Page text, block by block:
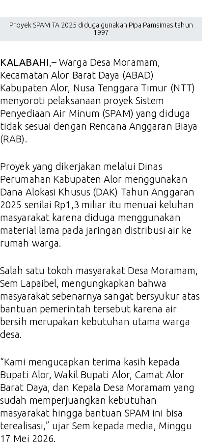
Proyek SPAM TA 2025 diduga gunakan Pipa Pamsimas tahun
1997
KALABAHI,– Warga Desa Moramam,
Kecamatan Alor Barat Daya (ABAD)
Kabupaten Alor, Nusa Tenggara Timur (NTT)
menyoroti pelaksanaan proyek Sistem
Penyediaan Air Minum (SPAM) yang diduga
tidak sesuai dengan Rencana Anggaran Biaya
(RAB).
Proyek yang dikerjakan melalui Dinas
Perumahan Kabupaten Alor menggunakan
Dana Alokasi Khusus (DAK) Tahun Anggaran
2025 senilai Rp1,3 miliar itu menuai keluhan
masyarakat karena diduga menggunakan
material lama pada jaringan distribusi air ke
rumah warga.
Salah satu tokoh masyarakat Desa Moramam,
Sem Lapaibel, mengungkapkan bahwa
masyarakat sebenarnya sangat bersyukur atas
bantuan pemerintah tersebut karena air
bersih merupakan kebutuhan utama warga
desa.
“Kami mengucapkan terima kasih kepada
Bupati Alor, Wakil Bupati Alor, Camat Alor
Barat Daya, dan Kepala Desa Moramam yang
sudah memperjuangkan kebutuhan
masyarakat hingga bantuan SPAM ini bisa
terealisasi,” ujar Sem kepada media, Minggu
17 Mei 2026.